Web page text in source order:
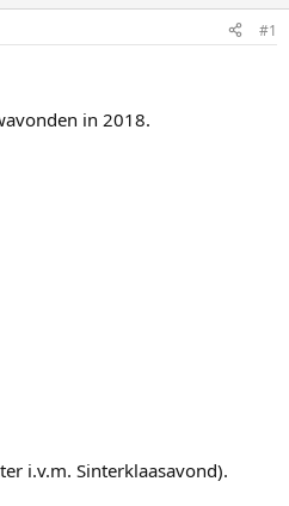
#1
in 2018.
i.v.m. Sinterklaasavond).